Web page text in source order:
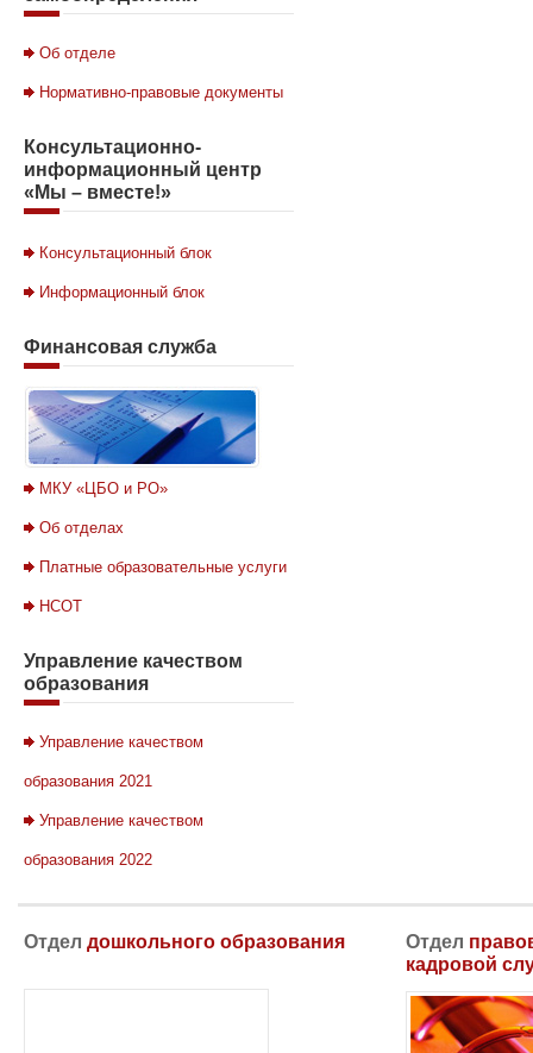
Об отделе
Нормативно-правовые документы
Консультационно-
информационный центр
«Мы – вместе!»
Консультационный блок
Информационный блок
Финансовая служба
МКУ «ЦБО и РО»
Об отделах
Платные образовательные услуги
НСОТ
Управление качеством
образования
Управление качеством
образования 2021
Управление качеством
образования 2022
Отдел дошкольного образования Отдел
кадровой